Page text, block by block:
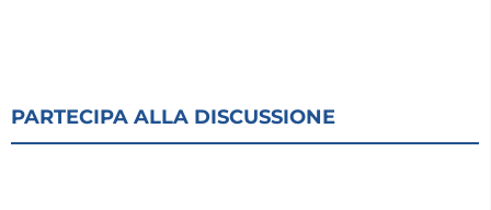
PARTECIPA ALLA DISCUSSIONE